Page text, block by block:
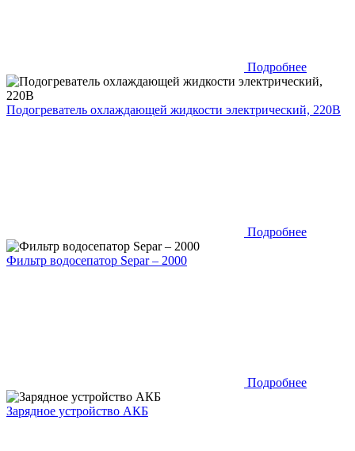
Подробнее
Подогреватель охлаждающей жидкости электрический, 220В
Подробнее
Фильтр водосепатор Separ – 2000
Подробнее
Зарядное устройство АКБ